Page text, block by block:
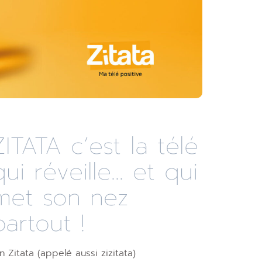
c’est la télé
réveille... et qui
son nez
!
Zitata (appelé aussi zizitata)